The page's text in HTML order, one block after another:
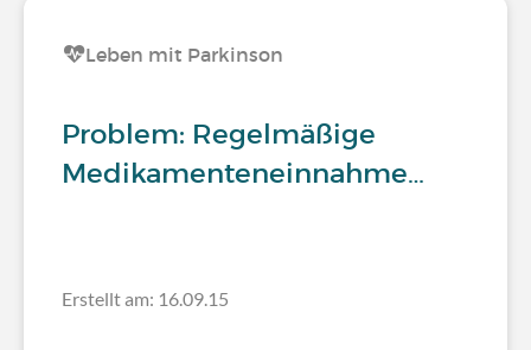
Leben mit Parkinson
Problem: Regelmäßige
Medikamenteneinnahme…
Erstellt am: 16.09.15